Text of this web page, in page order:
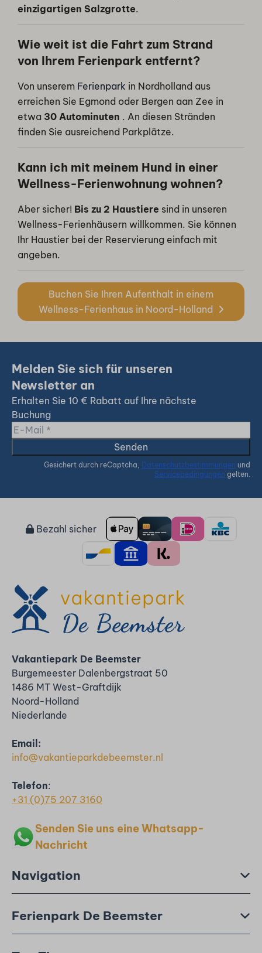
einzigartigen Salzgrotte.
Wie weit ist die Fahrt zum Strand
von Ihrem Ferienpark entfernt?
Von unserem Ferienpark in Nordholland aus
erreichen Sie Egmond oder Bergen aan Zee in
etwa 30 Autominuten . An diesen Stränden
finden Sie ausreichend Parkplätze.
Kann ich mit meinem Hund in einer
Wellness-Ferienwohnung wohnen?
Aber sicher! Bis zu 2 Haustiere sind in unseren
Wellness-Ferienhäusern willkommen. Sie können
Ihr Haustier bei der Reservierung einfach mit
angeben.
Buchen Sie Ihren Aufenthalt in einem
Wellness-Ferienhaus in Noord-Holland
Melden Sie sich für unseren
Newsletter an
Erhalten Sie 10 € Rabatt auf Ihre nächste
Buchung
Senden
Gesichert durch reCaptcha, Datenschutzbestimmungen und
Servicebedingungen gelten.
Bezahl sicher
Vakantiepark De Beemster
Burgemeester Dalenbergstraat 50
1486 MT West-Graftdijk
Noord-Holland
Niederlande
Email:
info@vakantieparkdebeemster.nl
Telefon:
+31 (0)75 207 3160
Senden Sie uns eine Whatsapp-
Nachricht
Navigation
Ferienpark De Beemster